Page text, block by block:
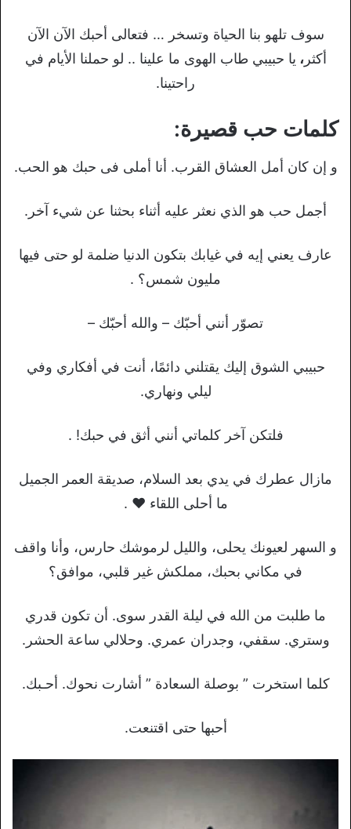
سوف تلهو بنا الحياة وتسخر … فتعالى أحبك الآن الآن
أكثر، يا حبيبي طاب الهوى ما علينا .. لو حملنا الأيام في
راحتينا.
كلمات حب قصيرة:
و إن كان أمل العشاق القرب. أنا أملى فى حبك هو الحب.
أجمل حب هو الذي نعثر عليه أثناء بحثنا عن شيء آخر.
عارف يعني إيه في غيابك بتكون الدنيا ضلمة لو حتى فيها
مليون شمس؟ .
تصوّر أنني أحبّك – والله أحبّك –
حبيبي الشوق إليك يقتلني دائمًا، أنت في أفكاري وفي
ليلي ونهاري.
فلتكن آخر كلماتي أنني أثق في حبك! .
مازال عطرك في يدي بعد السلام، صديقة العمر الجميل
ما أحلى اللقاء ♥ .
و السهر لعيونك يحلى، والليل لرموشك حارس، وأنا واقف
في مكاني بحبك، مملكش غير قلبي، موافق؟
ما طلبت من الله في ليلة القدر سوى. أن تكون قدري
وستري. سقفي، وجدران عمري. وحلالي ساعة الحشر.
كلما استخرت ” بوصلة السعادة ” أشارت نحوك. أحـبك.
أحبها حتى اقتنعت.